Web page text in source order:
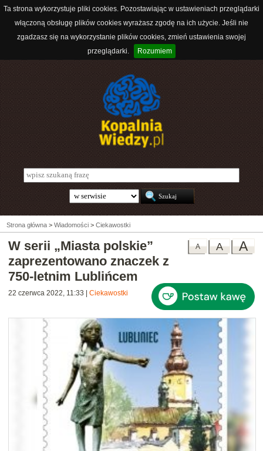
Ta strona wykorzystuje pliki cookies. Pozostawiając w ustawieniach przeglądarki
włączoną obsługę plików cookies wyrażasz zgodę na ich użycie. Jeśli nie
zgadzasz się na wykorzystanie plików cookies, zmień ustawienia swojej
przeglądarki.
Rozumiem
Strona główna > Wiadomości > Ciekawostki
A
A
A
W serii „Miasta polskie”
zaprezentowano znaczek z
750-letnim Lublińcem
22 czerwca 2022, 11:33 Ciekawostki